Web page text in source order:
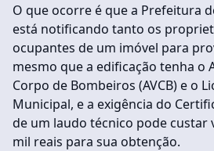
O que ocorre é que a Prefeitura
está notificando tanto os
ocupantes de um imóvel para
mesmo que a edificação tenha o
Corpo de Bombeiros (AVCB) e o
Municipal, e a exigência do
de um laudo técnico pode custar
mil reais para sua obtenção.